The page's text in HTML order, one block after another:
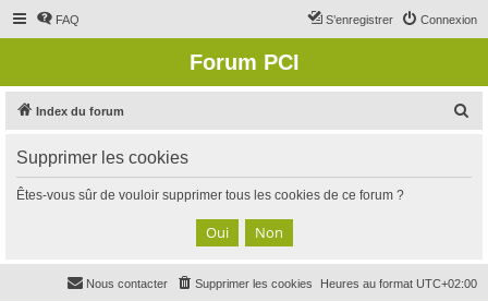
FAQ Connexion
S’enregistrer
Forum PCI
Index du forum
c
Supprimer les cookies
Êtes-vous sûr de vouloir supprimer tous les cookies de ce forum ?
Heures au format UTC+02:00
Supprimer les cookies
Nous contacter